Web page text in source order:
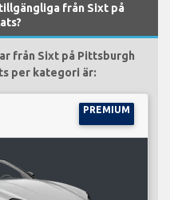
från Sixt på
från Sixt på Pittsburgh
per kategori är:
PREMIUM